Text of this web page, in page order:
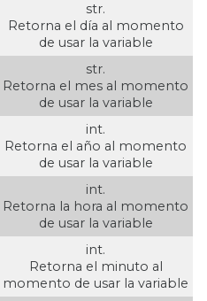
str.
Retorna el día al momento
de usar la variable
str.
Retorna el mes al momento
de usar la variable
int.
Retorna el año al momento
de usar la variable
int.
Retorna la hora al momento
de usar la variable
int.
Retorna el minuto al
momento de usar la variable